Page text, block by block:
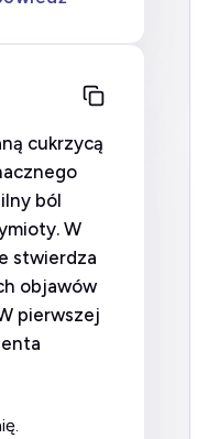
cukrzycą
ból
W
stwierdza
objawów
pierwszej